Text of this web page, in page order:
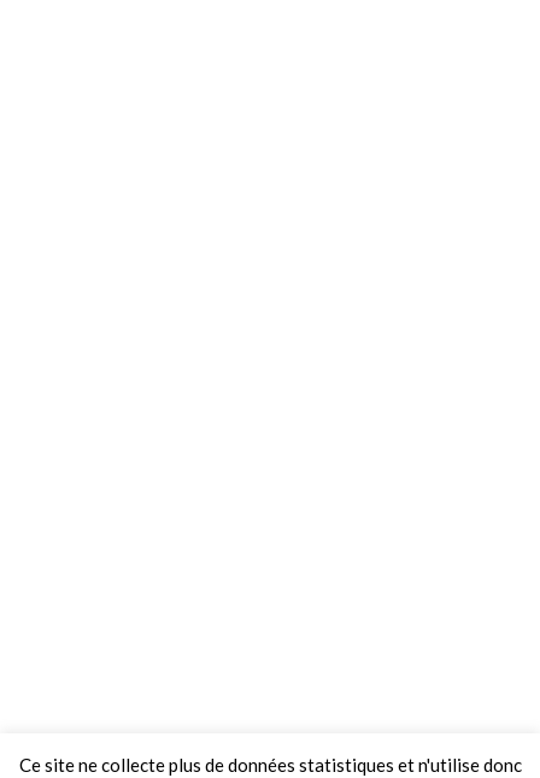
Ce site ne collecte plus de données statistiques et n'utilise donc